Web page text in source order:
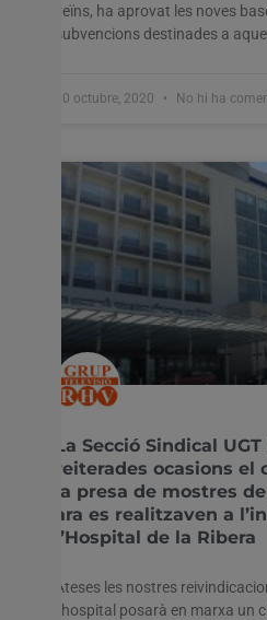
veïns, ha aprovat les noves
subvencions destinades a
30 octubre, 2020 No hi ha
La Secció Sindical
reiterades ocasions el
la presa de mostres
ara es realitzaven a
l’Hospital de la Ribera
Ateses les nostres
l’hospital posarà en marxa un